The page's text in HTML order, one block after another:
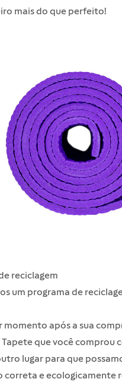
mais do que perfeito!
reciclagem
um programa de
momento após a sua
que você comprou
lugar para que
correta e ecologicamente